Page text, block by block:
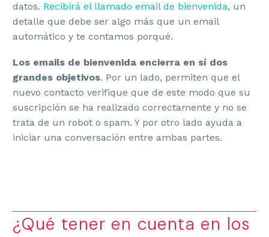
datos. Recibirá el llamado email de bienvenida, un
detalle que debe ser algo más que un email
automático y te contamos porqué.
Los emails de bienvenida encierra en sí dos
grandes objetivos. Por un lado, permiten que el
nuevo contacto verifique que de este modo que su
suscripción se ha realizado correctamente y no se
trata de un robot o spam. Y por otro lado ayuda a
iniciar una conversación entre ambas partes.
¿Qué tener en cuenta en los